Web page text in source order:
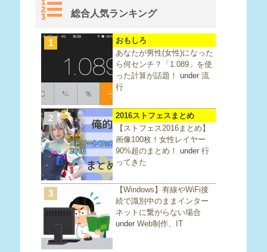
総合人気ランキング
1
おもしろ
あなたが男性(女性)になった
ら何センチ？「1.089」を使
った計算が話題！ under 流
行
2
2016ストフェスまとめ
【ストフェス2016まとめ】
画像100枚！女性レイヤー
90%超のまとめ！ under 行
ってきた
3
【Windows】有線やWiFi接
続で識別中のままインター
ネットに繋がらない場合
under Web制作、IT